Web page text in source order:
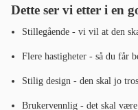
Dette ser vi etter i en
Stillegående - vi vil at den
Flere hastigheter - så du får
Stilig design - den skal jo
Brukervennlig - det skal